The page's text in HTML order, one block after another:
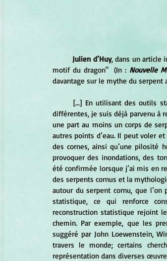
Julien d’Huy, dans un article
motif du dragon"  (In : Nouvelle
davantage sur le mythe du serpent
	[...] En utilisant des outils statistiques et phylogénétiques, et en m’appuyant sur deux bases de données
différentes, je suis déjà parvenu à
une part au moins un corps de
autres points d’eau. Il peut voler
des cornes, ainsi qu’une pilosité
provoquer des inondations, des
été confirmée lorsque j’ai mis en
des serpents cornus et la
autour du serpent cornu, que
statistique, ce qui renforce
reconstruction statistique rejoint
chemin. Par exemple, que les
suggéré par John Loewenstein,
travers le monde; certains
représentation dans diverses